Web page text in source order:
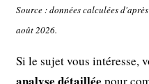
Source : données calculées
août 2026.
Si le sujet vous intéresse,